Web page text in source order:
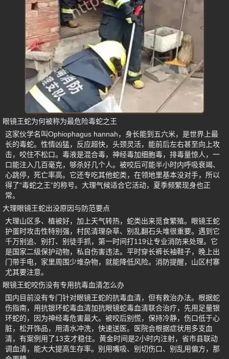
眼镜王蛇为何被称为最危险毒蛇之王
这家伙学名叫Ophiophagus hannah，身长能到五六米，是世界上最
长的毒蛇。性情凶猛，反应超快，头颈灵活，能前后左右甚至向上攻
击，咬住不松口。毒液是混合毒，神经毒加细胞毒，排毒量惊人，一
口能注入几百毫克，够杀好几个人。被咬后可能半小时内呼吸衰竭、
心跳停，死亡率高。它还专吃其他蛇类，在领地里基本没对手，所以
得了“毒蛇之王”的称号。大理气候适合它活动，夏季频繁现身也正
常。
大理眼镜王蛇出没原因与防范要点
大理山区多、植被好，加上天气转热，蛇类出来觅食繁殖。眼镜王蛇
护蛋时攻击性特别强，村民清理杂草、别乱翻石头堆很重要。遇到它
千万别追、别打、别徒手抓，第一时间打119让专业消防来处理。它
是国家二级保护动物，私自伤害违法。平时穿长裤长袖鞋子，晚上出
门带手电，家里周围少堆杂物，就能降低风险。消防提醒，山区村寨
尤其要注意。
眼镜王蛇咬伤没有专用抗毒血清怎么办
国内目前没有专门针对眼镜王蛇的抗毒血清，但有救治办法。根据蛇
伤指南，用抗银环蛇毒血清加抗眼镜蛇毒血清联合治疗，先用足量银
环蛇的，因为神经毒危害最大。被咬后别慌，保持冷静，伤口低于心
脏，松开饰品，用清水冲洗，快速送医。医院会根据症状用多支血
清，有案例用了13支才稳住。黄金时间是2小时内注射，省市县联动
调血清，能大大提高生存率。别用嘴吸、别切伤口、别乱用偏方，那